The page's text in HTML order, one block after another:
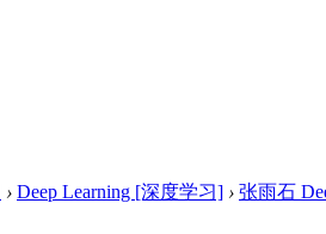
› Deep Learning [深度学习] › 张雨石